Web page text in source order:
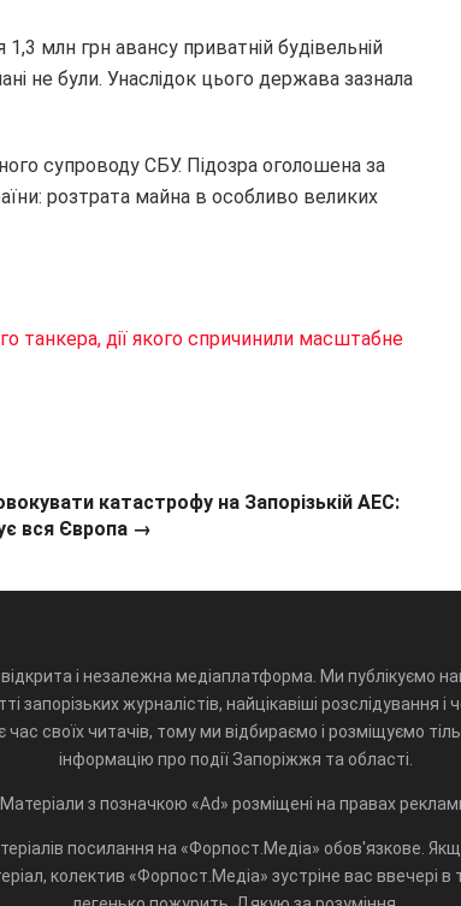
млн грн авансу приватній будівельній
не були. Унаслідок цього держава зазнала
супроводу СБУ. Підозра оголошена за
розтрата майна в особливо великих
танкера, дії якого спричинили масштабне
катастрофу на Запорізькій АЕС:
вся Європа →
і незалежна медіаплатформа. Ми публікуємо
запорізьких журналістів, найцікавіші розслідування і
час своїх читачів, тому ми відбираємо і розміщуємо
інформацію про події Запоріжжя та області.
Матеріали з позначкою «Ad» розміщені на правах
посилання на «Форпост.Медіа» обов'язкове.
колектив «Форпост.Медіа» зустріне вас ввечері в